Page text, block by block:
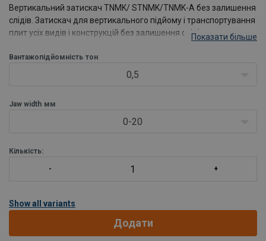
Вертикальний затискач TNMK/ STNMK/TNMK-A без залишення
слідів. Затискач для вертикального підйому і транспортування
плит усіх видів і конструкцій без залишення слідів, поПоказати більше
Вантажопідйомність тон
0,5
Jaw width мм
0-20
Кількість:
Show all variants
Додати